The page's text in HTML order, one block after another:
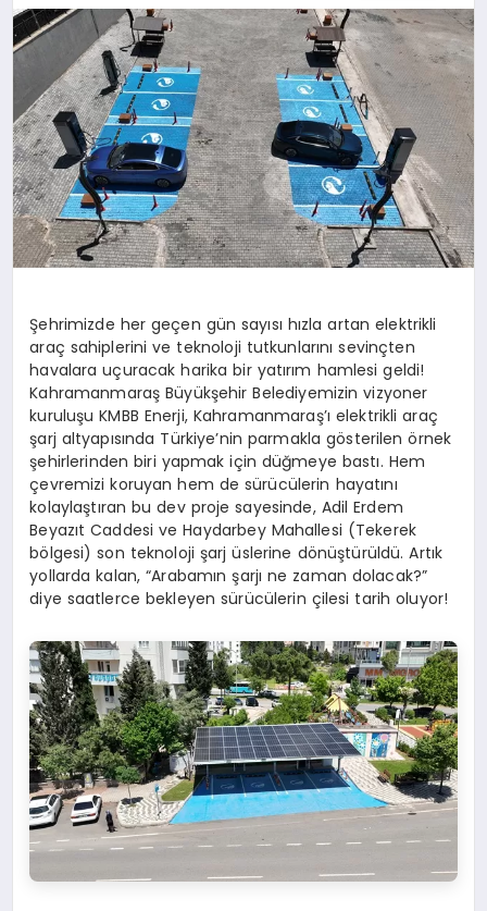
Şehrimizde her geçen gün sayısı hızla artan elektrikli
araç sahiplerini ve teknoloji tutkunlarını sevinçten
havalara uçuracak harika bir yatırım hamlesi geldi!
Kahramanmaraş Büyükşehir Belediyemizin vizyoner
kuruluşu KMBB Enerji, Kahramanmaraş’ı elektrikli araç
şarj altyapısında Türkiye’nin parmakla gösterilen örnek
şehirlerinden biri yapmak için düğmeye bastı. Hem
çevremizi koruyan hem de sürücülerin hayatını
kolaylaştıran bu dev proje sayesinde, Adil Erdem
Beyazıt Caddesi ve Haydarbey Mahallesi (Tekerek
bölgesi) son teknoloji şarj üslerine dönüştürüldü. Artık
yollarda kalan, “Arabamın şarjı ne zaman dolacak?”
diye saatlerce bekleyen sürücülerin çilesi tarih oluyor!